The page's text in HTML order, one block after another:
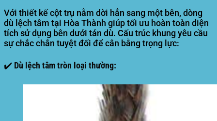
Với thiết kế cột trụ nằm dời hẳn sang một bên, dòng
dù lệch tâm tại Hòa Thành giúp tối ưu hoàn toàn diện
tích sử dụng bên dưới tán dù. Cấu trúc khung yêu cầu
sự chắc chắn tuyệt đối để cân bằng trọng lực:
✔️ Dù lệch tâm tròn loại thường: